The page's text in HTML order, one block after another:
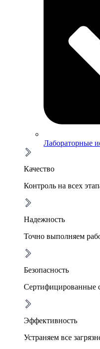
Лабораторные
Качество
Контроль на всех
Надежность
Точно выполняем
Безопасность
Сертифицированные
Эффективность
Устраняем все